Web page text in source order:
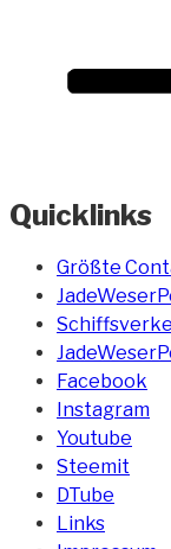
Quicklinks
Größte
Facebook
Instagram
Youtube
Steemit
DTube
Links